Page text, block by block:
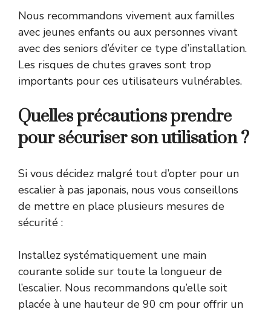
Nous recommandons vivement aux familles
avec jeunes enfants ou aux personnes vivant
avec des seniors d’éviter ce type d’installation.
Les risques de chutes graves sont trop
importants pour ces utilisateurs vulnérables.
Quelles précautions prendre
pour sécuriser son utilisation ?
Si vous décidez malgré tout d’opter pour un
escalier à pas japonais, nous vous conseillons
de mettre en place plusieurs mesures de
sécurité :
Installez systématiquement une main
courante solide sur toute la longueur de
l’escalier. Nous recommandons qu’elle soit
placée à une hauteur de 90 cm pour offrir un